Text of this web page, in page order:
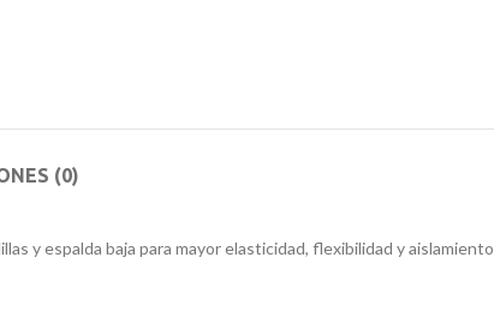
(0)
y espalda baja para mayor elasticidad, flexibilidad y aislamiento